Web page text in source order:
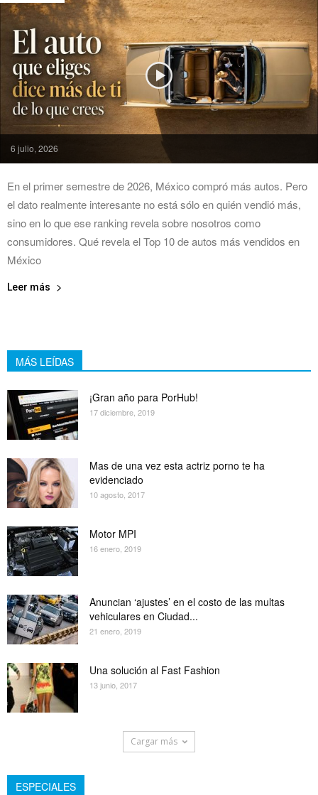
6 julio, 2026
En el primer semestre de 2026, México compró más autos. Pero
el dato realmente interesante no está sólo en quién vendió más,
sino en lo que ese ranking revela sobre nosotros como
consumidores. Qué revela el Top 10 de autos más vendidos en
México
Leer más
MÁS LEÍDAS
¡Gran año para PorHub!
17 diciembre, 2019
Mas de una vez esta actriz porno te ha
evidenciado
10 agosto, 2017
Motor MPI
16 enero, 2019
Anuncian ‘ajustes’ en el costo de las multas
vehiculares en Ciudad...
21 enero, 2019
Una solución al Fast Fashion
13 junio, 2017
Cargar más
ESPECIALES